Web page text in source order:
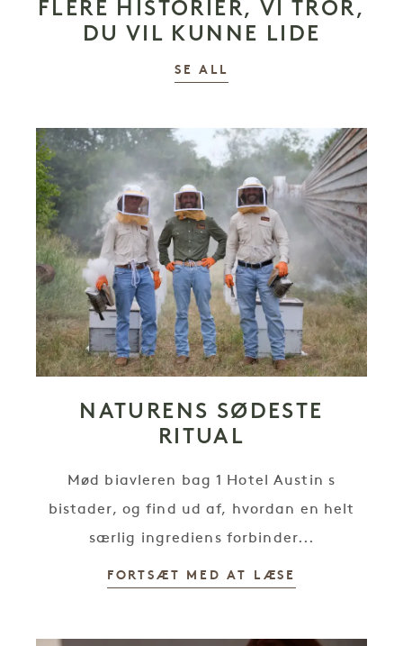
FLERE HISTORIER, VI TROR,
DU VIL KUNNE LIDE
SE ALL
NATURENS SØDESTE
RITUAL
Mød biavleren bag 1 Hotel Austin s
bistader, og find ud af, hvordan en helt
særlig ingrediens forbinder...
FORTSÆT MED AT LÆSE